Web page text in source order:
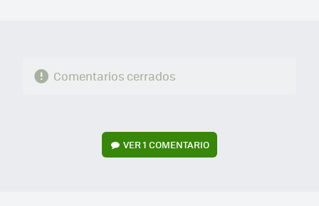
Comentarios cerrados
VER1 COMENTARIO